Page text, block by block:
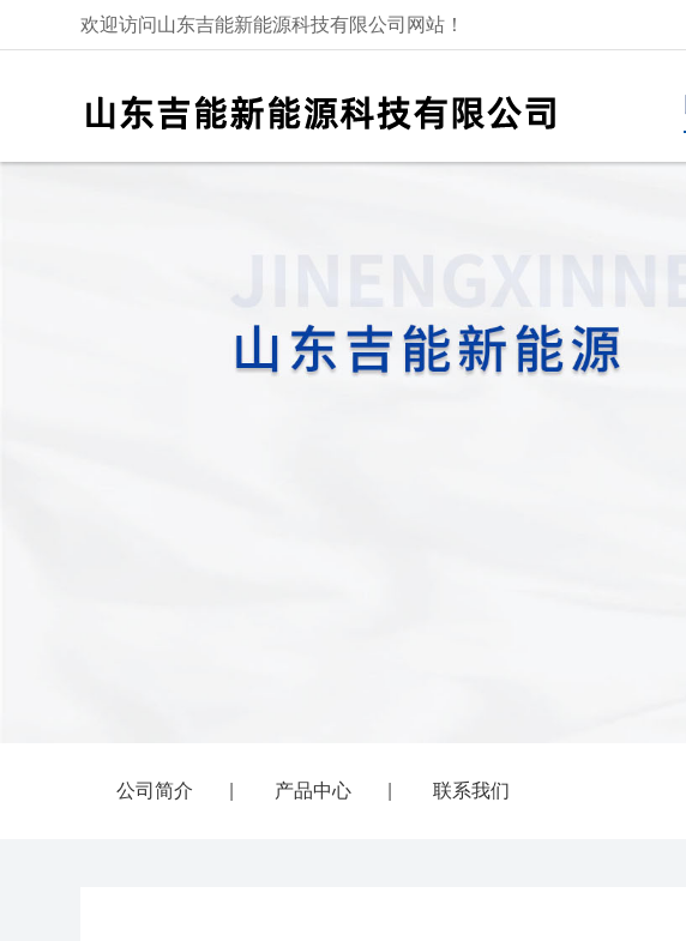
欢迎访问山东吉能新能源科技有限公司网站！
公司简介 产品中心 联系我们